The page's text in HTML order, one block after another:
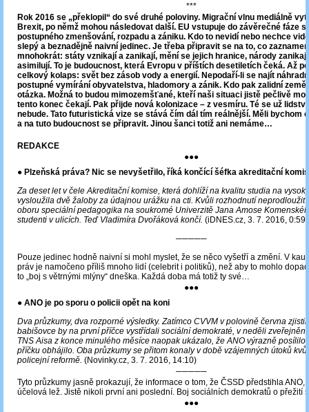
***
Rok 2016 se „překlopil“ do své druhé poloviny. Migrační vlnu mediálně
Brexit, po němž mohou následovat další. EU vstupuje do závěrečné fáze
postupného zmenšování, rozpadu a zániku. Kdo to nevidí nebo nechce
slepý a beznadějně naivní jedinec. Je třeba připravit se na to, co
mnohokrát: státy vznikají a zanikají, mění se jejich hranice, národy
asimilují. To je budoucnost, která Evropu v příštích desetiletích čeká. Až
celkový kolaps: svět bez zásob vody a energií. Nepodaří-li se najít
postupné vymírání obyvatelstva, hladomory a zánik. Kdo pak zalidní
otázka. Možná to budou mimozemšťané, kteří naši situaci jistě pečlivě
tento konec čekají. Pak přijde nová kolonizace – z vesmíru. Té se už
nebude. Tato futuristická vize se stává čím dál tím reálnější. Měli bychom
a na tuto budoucnost se připravit. Jinou šanci totiž ani nemáme…
REDAKCE
●●●
● Plzeňská práva? Nic se nevyšetřilo, říká končící šéfka akreditační
Za deset let v čele Akreditační komise, která dohlíží na kvalitu studia na
vysloužila dvě žaloby za údajnou urážku na cti. Kvůli rozhodnutí neprodloužit
oboru speciální pedagogika na soukromé Univerzitě Jana Amose
studenti v ulicích. Teď Vladimíra Dvořáková končí. (iDNES.cz, 3. 7. 2016, 0:59)
─────
Pouze jedinec hodně naivní si mohl myslet, že se něco vyšetří a změní. V
práv je namočeno příliš mnoho lidí (celebrit i politiků), než aby to mohlo
to „boj s větrnými mlýny“ dneška. Každá doba má totiž ty své…
●●●
● ANO je po sporu o policii opět na koni
Dva průzkumy, dva rozporné výsledky. Zatímco CVVM v polovině června
babišovce by na první příčce vystřídali sociální demokraté, v neděli
TNS Aisa z konce minulého měsíce naopak ukázalo, že ANO výrazně posílilo
příčku obhájilo. Oba průzkumy se přitom konaly v době vzájemných útoků
policejní reformě. (Novinky.cz, 3. 7. 2016, 14:10)
─────
Tyto průzkumy jasně prokazují, že informace o tom, že ČSSD předstihla ANO,
účelová lež. Jistě nikoli první ani poslední. Boj sociálních demokratů o přežití
●●●